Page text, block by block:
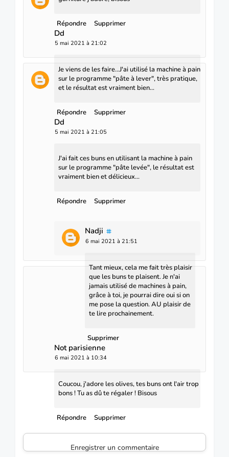
Répondre Supprimer
Dd
5 mai 2021 à 21:02
Je viens de les faire...J'ai utilisé la machine à pain
sur le programme "pâte à lever", très pratique,
et le résultat est vraiment bien...
Répondre Supprimer
Dd
5 mai 2021 à 21:05
J'ai fait ces buns en utilisant la machine à pain
sur le programme "pâte levée", le résultat est
vraiment bien et délicieux...
Répondre Supprimer
Nadji
6 mai 2021 à 21:51
Tant mieux, cela me fait très plaisir
que les buns te plaisent. Je n'ai
jamais utilisé de machines à pain,
grâce à toi, je pourrai dire oui si on
me pose la question. AU plaisir de
te lire prochainement.
Supprimer
Not parisienne
6 mai 2021 à 10:34
Coucou, j'adore les olives, tes buns ont l'air trop
bons ! Tu as dû te régaler ! Bisous
Répondre Supprimer
Enregistrer un commentaire